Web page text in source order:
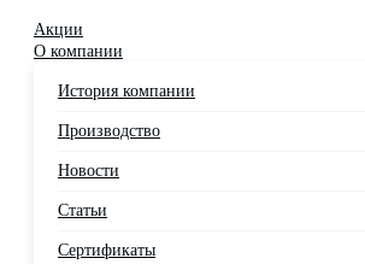
Акции
О компании
История компании
Производство
Новости
Статьи
Сертификаты